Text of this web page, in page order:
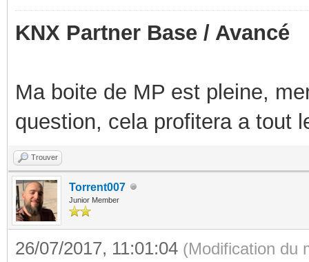
KNX Partner Base / Avancé
Ma boite de MP est pleine,
question, cela profitera a tout
Trouver
Torrent007
Junior Member
26/07/2017, 11:01:04 (Modification du